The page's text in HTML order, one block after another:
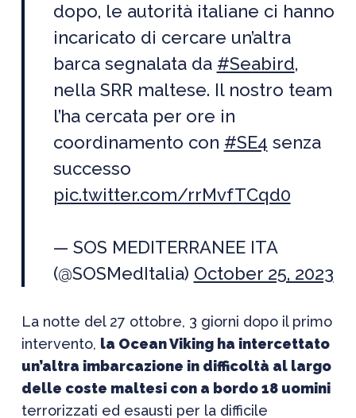
dopo, le autorità italiane ci hanno
incaricato di cercare un’altra
barca segnalata da #Seabird,
nella SRR maltese. Il nostro team
l’ha cercata per ore in
coordinamento con #SE4 senza
successo
pic.twitter.com/rrMvfTCqd0
— SOS MEDITERRANEE ITA
(@SOSMedItalia) October 25, 2023
La notte del 27 ottobre, 3 giorni dopo il primo
intervento, la Ocean Viking ha intercettato
un’altra imbarcazione in difficoltà al largo
delle coste maltesi con a bordo 18 uomini
terrorizzati ed esausti per la difficile